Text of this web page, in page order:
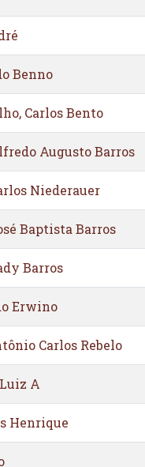
Benno
Carlos Bento
Augusto Barros
Niederauer
Baptista Barros
Barros
Erwino
Carlos Rebelo
A
Henrique